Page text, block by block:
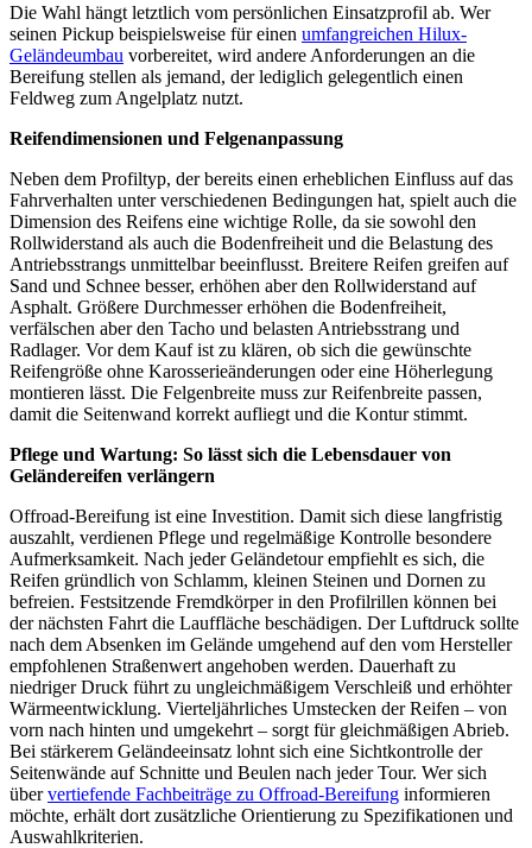
Die Wahl hängt letztlich vom persönlichen Einsatzprofil ab. Wer
seinen Pickup beispielsweise für einen umfangreichen Hilux-
Geländeumbau vorbereitet, wird andere Anforderungen an die
Bereifung stellen als jemand, der lediglich gelegentlich einen
Feldweg zum Angelplatz nutzt.
Reifendimensionen und Felgenanpassung
Neben dem Profiltyp, der bereits einen erheblichen Einfluss auf das
Fahrverhalten unter verschiedenen Bedingungen hat, spielt auch die
Dimension des Reifens eine wichtige Rolle, da sie sowohl den
Rollwiderstand als auch die Bodenfreiheit und die Belastung des
Antriebsstrangs unmittelbar beeinflusst. Breitere Reifen greifen auf
Sand und Schnee besser, erhöhen aber den Rollwiderstand auf
Asphalt. Größere Durchmesser erhöhen die Bodenfreiheit,
verfälschen aber den Tacho und belasten Antriebsstrang und
Radlager. Vor dem Kauf ist zu klären, ob sich die gewünschte
Reifengröße ohne Karosserieänderungen oder eine Höherlegung
montieren lässt. Die Felgenbreite muss zur Reifenbreite passen,
damit die Seitenwand korrekt aufliegt und die Kontur stimmt.
Pflege und Wartung: So lässt sich die Lebensdauer von
Geländereifen verlängern
Offroad-Bereifung ist eine Investition. Damit sich diese langfristig
auszahlt, verdienen Pflege und regelmäßige Kontrolle besondere
Aufmerksamkeit. Nach jeder Geländetour empfiehlt es sich, die
Reifen gründlich von Schlamm, kleinen Steinen und Dornen zu
befreien. Festsitzende Fremdkörper in den Profilrillen können bei
der nächsten Fahrt die Lauffläche beschädigen. Der Luftdruck sollte
nach dem Absenken im Gelände umgehend auf den vom Hersteller
empfohlenen Straßenwert angehoben werden. Dauerhaft zu
niedriger Druck führt zu ungleichmäßigem Verschleiß und erhöhter
Wärmeentwicklung. Vierteljährliches Umstecken der Reifen – von
vorn nach hinten und umgekehrt – sorgt für gleichmäßigen Abrieb.
Bei stärkerem Geländeeinsatz lohnt sich eine Sichtkontrolle der
Seitenwände auf Schnitte und Beulen nach jeder Tour. Wer sich
übervertiefende Fachbeiträge zu Offroad-Bereifung informieren
möchte, erhält dort zusätzliche Orientierung zu Spezifikationen und
Auswahlkriterien.